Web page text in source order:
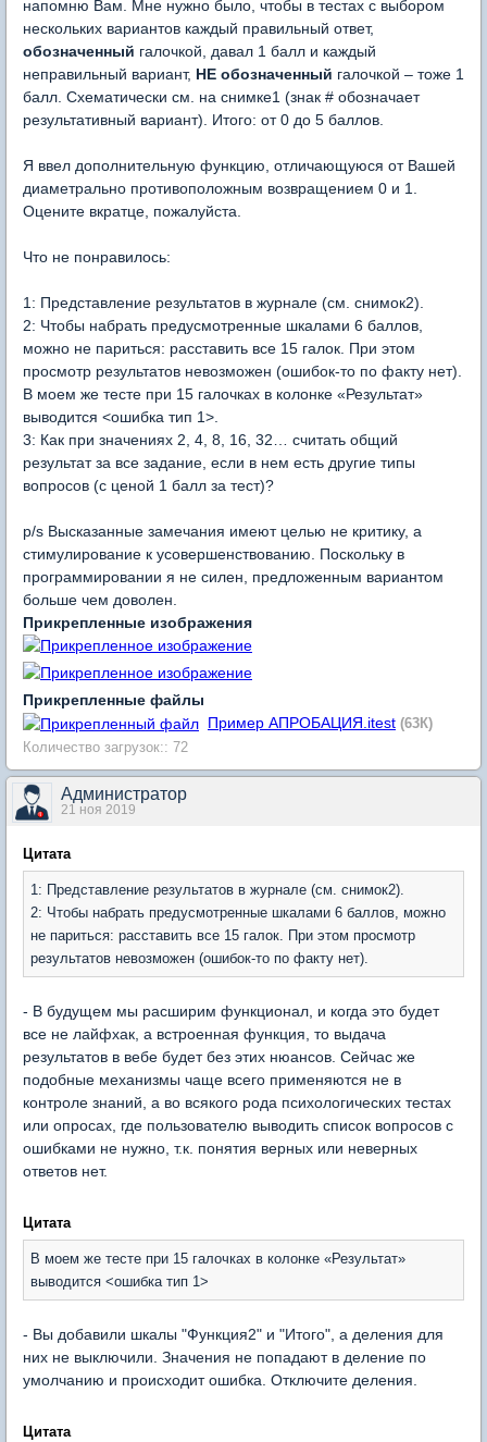
напомню Вам. Мне нужно было, чтобы в тестах с выбором
нескольких вариантов каждый правильный ответ,
обозначенный галочкой, давал 1 балл и каждый
неправильный вариант, НЕ обозначенный галочкой – тоже 1
балл. Схематически см. на снимке1 (знак # обозначает
результативный вариант). Итого: от 0 до 5 баллов.
Я ввел дополнительную функцию, отличающуюся от Вашей
диаметрально противоположным возвращением 0 и 1.
Оцените вкратце, пожалуйста.
Что не понравилось:
1: Представление результатов в журнале (см. снимок2).
2: Чтобы набрать предусмотренные шкалами 6 баллов,
можно не париться: расставить все 15 галок. При этом
просмотр результатов невозможен (ошибок-то по факту нет).
В моем же тесте при 15 галочках в колонке «Результат»
выводится <ошибка тип 1>.
3: Как при значениях 2, 4, 8, 16, 32… считать общий
результат за все задание, если в нем есть другие типы
вопросов (с ценой 1 балл за тест)?
p/s Высказанные замечания имеют целью не критику, а
стимулирование к усовершенствованию. Поскольку в
программировании я не силен, предложенным вариантом
больше чем доволен.
Прикрепленные изображения
Прикрепленные файлы
Пример АПРОБАЦИЯ.itest (63К)
Количество загрузок:: 72
Администратор
21 ноя 2019
Цитата
1: Представление результатов в журнале (см. снимок2).
2: Чтобы набрать предусмотренные шкалами 6 баллов, можно
не париться: расставить все 15 галок. При этом просмотр
результатов невозможен (ошибок-то по факту нет).
- В будущем мы расширим функционал, и когда это будет
все не лайфхак, а встроенная функция, то выдача
результатов в вебе будет без этих нюансов. Сейчас же
подобные механизмы чаще всего применяются не в
контроле знаний, а во всякого рода психологических тестах
или опросах, где пользователю выводить список вопросов с
ошибками не нужно, т.к. понятия верных или неверных
ответов нет.
Цитата
В моем же тесте при 15 галочках в колонке «Результат»
выводится <ошибка тип 1>
- Вы добавили шкалы "Функция2" и "Итого", а деления для
них не выключили. Значения не попадают в деление по
умолчанию и происходит ошибка. Отключите деления.
Цитата